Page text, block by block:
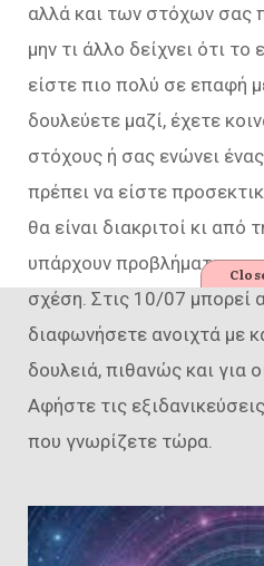
αλλά και των στόχων σας
μην τι άλλο δείχνει ότι
είστε πιο πολύ σε επαφή
δουλεύετε μαζί, έχετε
στόχους ή σας ενώνει
πρέπει να είστε
θα είναι διακριτοί κι από
υπάρχουν προβλήματα σε
σχέση. Στις 10/07 μπορεί
διαφωνήσετε ανοιχτά με
δουλειά, πιθανώς και για
Αφήστε τις
που γνωρίζετε τώρα.